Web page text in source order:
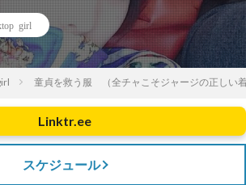
girl
童貞を救う服 （全チャこそジャージの正しい
Linktr.ee
スケジュール